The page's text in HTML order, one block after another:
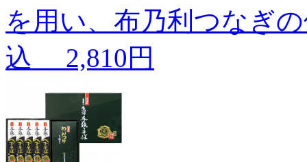
を用い、布乃利つなぎ
込
2,810円